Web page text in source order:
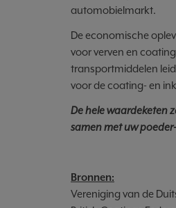
automobielmarkt.
De economische
voor verven en
transportmiddelen
voor de coating- en
De hele waardeketen
samen met uw
Bronnen:
Vereniging van de